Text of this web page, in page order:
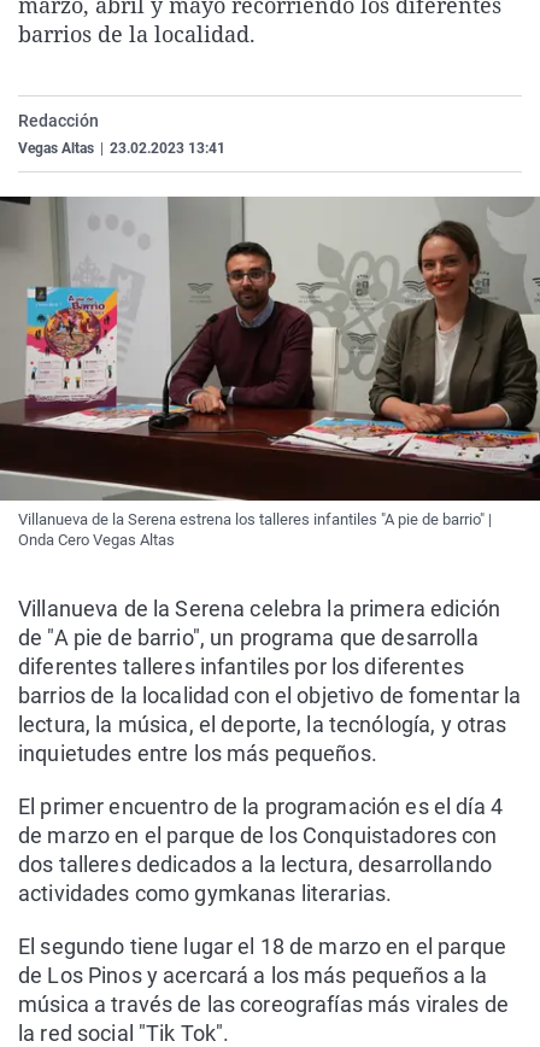
La rosa de los vientos
Como el perro y el
Caso
Equipo de
Extremadura
La Rioja
Virales
Elecciones
barrios de la localidad.
Redacción
Vegas Altas 23.02.2023 13:41
Villanueva de la Serena estrena los talleres infantiles "A pie de barrio" |
Onda Cero Vegas Altas
Villanueva de la Serena celebra la primera edición
de "A pie de barrio", un programa que desarrolla
diferentes talleres infantiles por los diferentes
barrios de la localidad con el objetivo de fomentar la
lectura, la música, el deporte, la tecnólogía, y otras
inquietudes entre los más pequeños.
El primer encuentro de la programación es el día 4
de marzo en el parque de los Conquistadores con
dos talleres dedicados a la lectura, desarrollando
actividades como gymkanas literarias.
El segundo tiene lugar el 18 de marzo en el parque
de Los Pinos y acercará a los más pequeños a la
música a través de las coreografías más virales de
la red social "Tik Tok".